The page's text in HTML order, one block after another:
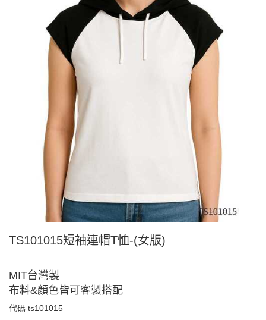
TS101015短袖連帽T恤-(女版)
MIT台灣製
布料&顏色皆可客製搭配
代碼 ts101015